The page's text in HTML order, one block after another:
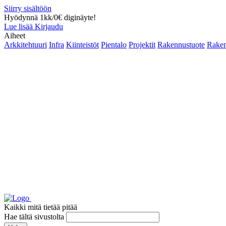
Siirry sisältöön
Hyödynnä 1kk/0€ diginäyte!
Lue lisää Kirjaudu
Aiheet
Arkkitehtuuri Infra Kiinteistöt Pientalo Projektit Rakennustuote
Kaikki mitä tietää pitää
Hae tältä sivustolta